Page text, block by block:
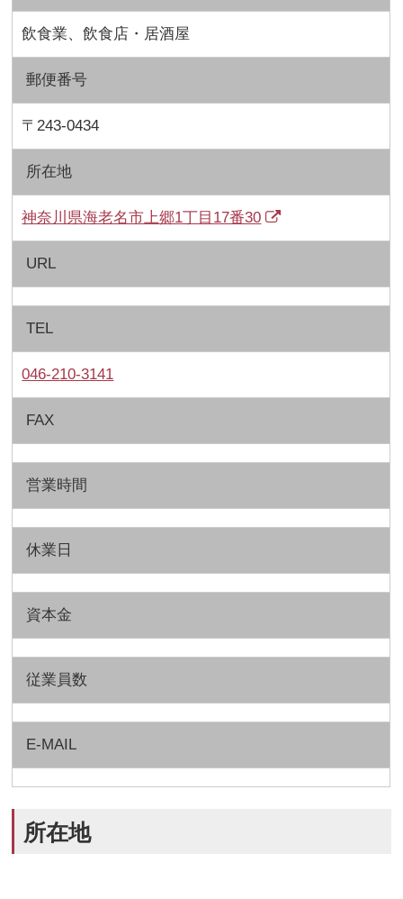
飲食業、飲食店・居酒屋
郵便番号
〒243-0434
所在地
神奈川県海老名市上郷1丁目17番30
URL
TEL
046-210-3141
FAX
営業時間
休業日
資本金
従業員数
E-MAIL
所在地